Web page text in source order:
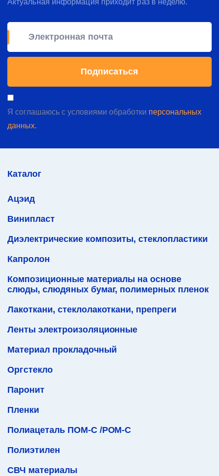
Актуальная информация приходит раз в неделю.
Я соглашаюсь с условиями обработки персональных
данных.
Каталог
Ацэид
Винипласт
Диэлектрические композиты, стеклопластики
Капролон
Композиционные материалы на основе
слюды, слюдяных бумаг, полимерных пленок
Лакоткани, стеклолакоткани, препреги
Ленты электроизоляционные
Материал прокладочный
Оргстекло
Паронит
Пленки
Полиацеталь ПОМ-С /POM-C
Полиэтилен
СВЧ материалы